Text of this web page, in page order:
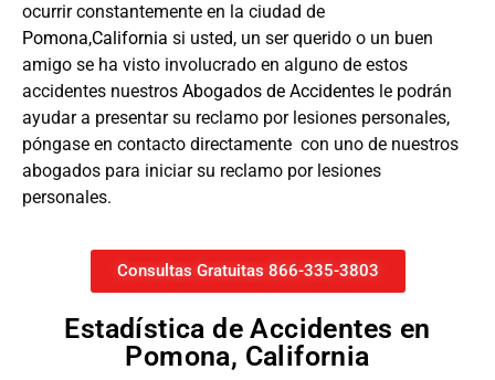
ocurrir constantemente en la ciudad de
Pomona,California si usted, un ser querido o un buen
amigo se ha visto involucrado en alguno de estos
accidentes nuestros Abogados de Accidentes le podrán
ayudar a presentar su reclamo por lesiones personales,
póngase en contacto directamente con uno de nuestros
abogados para iniciar su reclamo por lesiones
personales.
Consultas Gratuitas 866-335-3803
Estadística de Accidentes en
Pomona, California